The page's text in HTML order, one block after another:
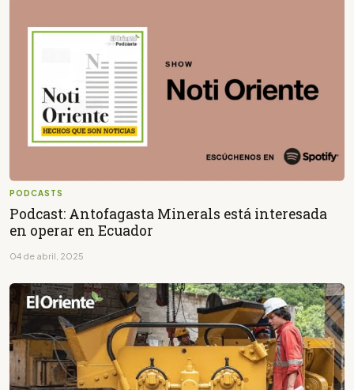
PODCASTS
Podcast: Antofagasta Minerals está interesada
en operar en Ecuador
04 de abril, 2025